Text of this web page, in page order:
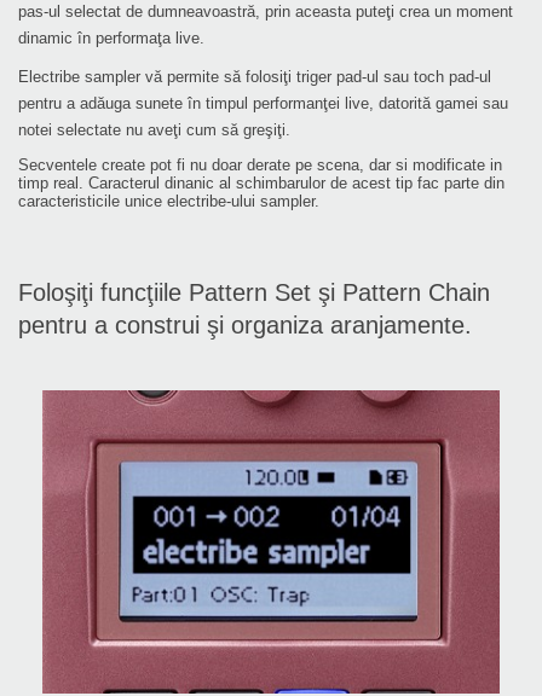
pas-ul selectat de dumneavoastră, prin aceasta puteţi crea un moment
dinamic în performaţa live.
Electribe sampler vă permite să folosiţi triger pad-ul sau toch pad-ul
pentru a adăuga sunete în timpul performanţei live, datorită gamei sau
notei selectate nu aveţi cum să greşiţi.
Secventele create pot fi nu doar derate pe scena, dar si modificate in
timp real. Caracterul dinanic al schimbarulor de acest tip fac parte din
caracteristicile unice electribe-ului sampler.
Foloşiţi funcţiile Pattern Set şi Pattern Chain
pentru a construi şi organiza aranjamente.